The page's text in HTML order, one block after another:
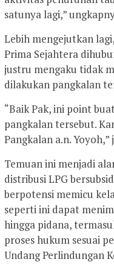
satunya lagi,”
Lebih mengejutkan
Prima Sejahtera
justru mengaku tidak
dilakukan pangkalan
“Baik Pak, ini point
pangkalan tersebut.
Pangkalan a.n. Yoyoh,”
Temuan ini menjadi
distribusi LPG
berpotensi memicu
seperti ini dapat
hingga pidana,
proses hukum sesuai
Undang Perlindungan